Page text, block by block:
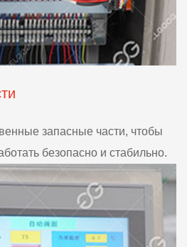
запасные части, чтобы
безопасно и стабильно.